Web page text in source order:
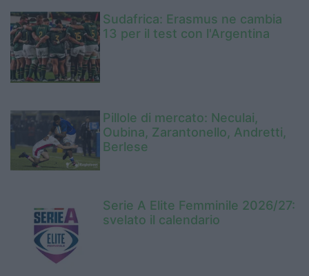
Sudafrica: Erasmus ne cambia
13 per il test con l'Argentina
Pillole di mercato: Neculai,
Oubina, Zarantonello, Andretti,
Berlese
Serie A Elite Femminile 2026/27:
svelato il calendario